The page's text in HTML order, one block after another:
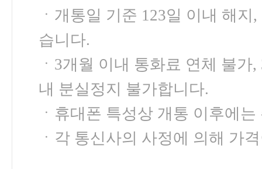
ㆍ개통일 기준 123일 이내 해
습니다.
ㆍ3개월 이내 통화료 연체 불
내 분실정지 불가합니다.
ㆍ휴대폰 특성상 개통 이후에
ㆍ각 통신사의 사정에 의해 가